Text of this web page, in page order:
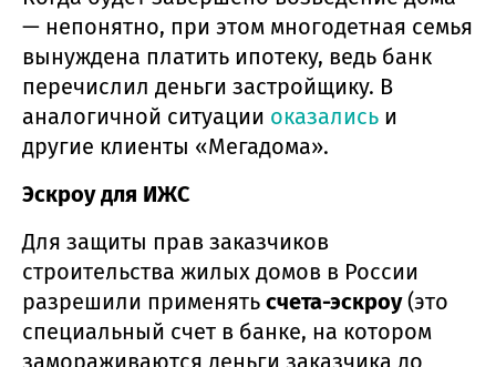
— непонятно, при этом многодетная семья
вынуждена платить ипотеку, ведь банк
перечислил деньги застройщику. В
аналогичной ситуации оказались и
другие клиенты «Мегадома».
Эскроу для ИЖС
Для защиты прав заказчиков
строительства жилых домов в России
разрешили применять счета-эскроу(это
специальный счет в банке, на котором
замораживаются деньги заказчика до